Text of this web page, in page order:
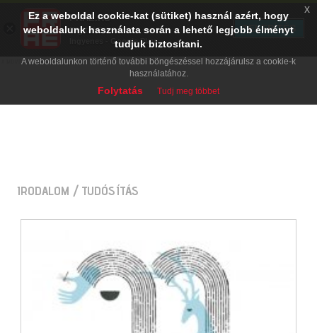
IRODALOM / TUDÓSÍTÁS
Ez a weboldal cookie-kat (sütiket) használ azért, hogy
weboldalunk használata során a lehető legjobb élményt
tudjuk biztosítani.
A weboldalunkon történő további böngészéssel hozzájárulsz a cookie-k
használatához.
Folytatás Tudj meg többet
x
PRAE.HU
Digital Evolution
Ingyenes - Google Play
TELEPÍTÉS